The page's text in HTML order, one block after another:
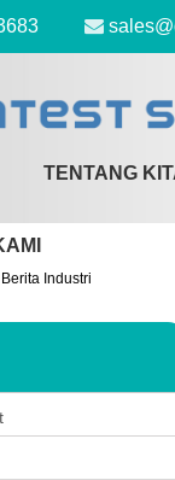
TENTANG
Berita Industri